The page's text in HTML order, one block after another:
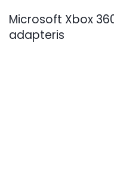
Microsoft Xbox
adapteris